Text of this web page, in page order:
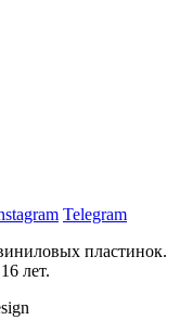
Telegram
пластинок.
лет.